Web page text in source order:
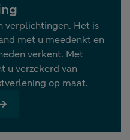
verplichtingen. Het is
met u meedenkt en
verkent. Met
u verzekerd van
op maat.